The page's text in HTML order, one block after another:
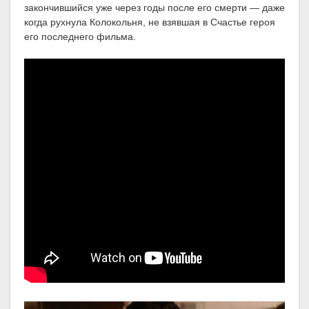
закончившийся уже через годы после его смерти — даже
когда рухнула Колокольня, не взявшая в Счастье героя
его последнего фильма.